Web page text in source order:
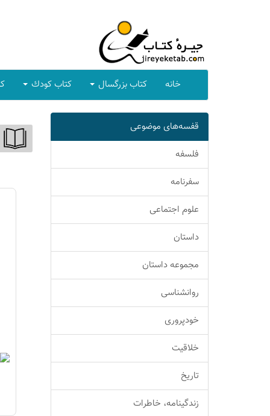
خانه كتاب بزرگسال كتاب كودك
قفسه‌های موضوعی
فلسفه
سفرنامه
علوم اجتماعی
داستان
مجموعه داستان
روانشناسی
خودپروری
خلاقیت
تاریخ
زندگینامه، خاطرات